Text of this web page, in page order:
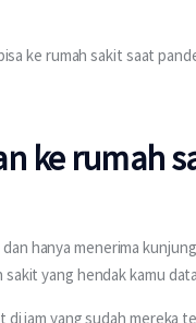
ke rumah sakit saat
ke rumah
hanya menerima
sakit yang hendak kamu
jam yang sudah mereka